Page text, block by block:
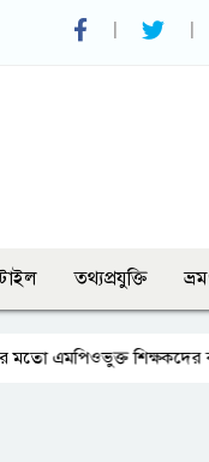
তথ্যপ্রযুক্তি
শিক্ষকদের বদলি